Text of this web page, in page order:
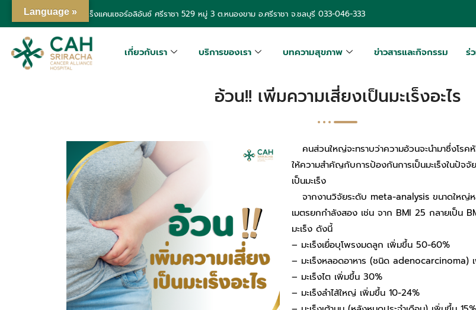
โรงพยาบาลเฉพาะทางมะเร็งแคนเซอร์อลิอันซ์ ศรีราชา 529 หมู่ 3 ต.หนองขาม อ.ศรีราชา จ.ชลบุรี 033-046-333
เกี่ยวกับเรา บริการของเรา บทความสุขภาพ ข่าวสารและกิจกรรม ร่
อ้วน!! เพิ่มความเสี่ยงเป็นมะเร็งอะไร
คนส่วนใหญ่จะทราบว่าความอ้วนจะนำมาซึ่งโรคหั
ให้ความสำคัญกับการป้องกันการเป็นมะเร็งในปัจ
เป็นมะเร็ง
จากงานวิจัยระดับ meta-analysis ขนาดใหญ่
เมตรยกกำลังสอง เช่น จาก BMI 25 กลายเป็น
มะเร็ง ดังนี้
– มะเร็งเยื่อบุโพรงมดลูก เพิ่มขึ้น 50-60%
– มะเร็งหลอดอาหาร (ชนิด adenocarcinoma)
– มะเร็งไต เพิ่มขึ้น 30%
– มะเร็งลำไส้ใหญ่ เพิ่มขึ้น 10-24%
Language »